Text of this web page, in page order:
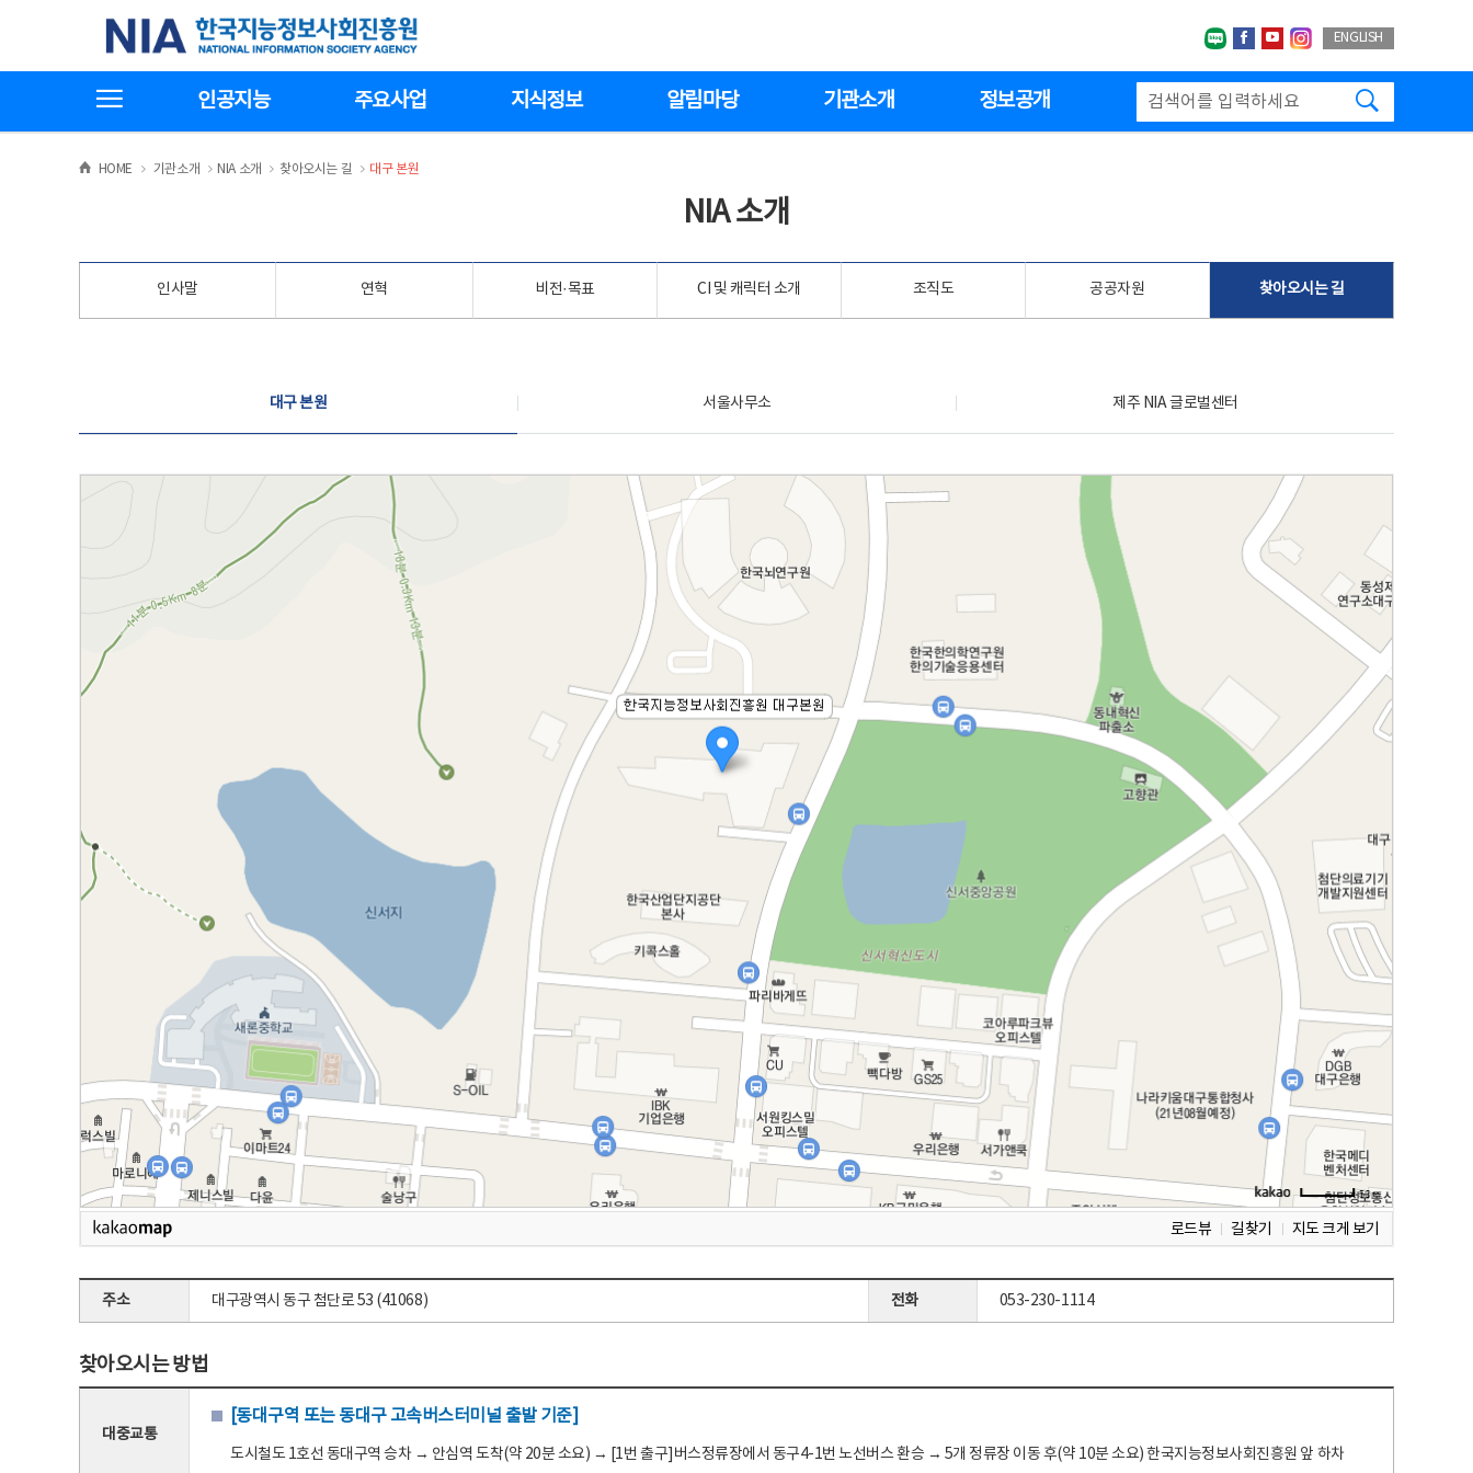
기
한국지능정보사회진흥원
네이버블로그
페이스북
유투브인스타그랩
ENGLISH
인공지능 주요사업 지식정보 알림마당 기관소개 정보공개
HOME >
기관소개 >NIA 소개 >
찾아오시는 길 >
대구 본원
NIA 소개
인사말 연혁 비전·목표 CI 및 캐릭터 소개 조직도 공공자원 찾아오시는 길
대구 본원 서울사무소 제주 NIA 글로벌센터
로드뷰 길찾기 지도 크게 보기
주소 대구광역시 동구 첨단로 53 (41068) 전화 053-230-1114
찾아오시는 방법
대중교통
[동대구역 또는 동대구 고속버스터미널 출발 기준]
도시철도 1호선 동대구역 승차 → 안심역 도착(약 20분 소요) → [1번 출구]버스정류장에서 동구4-1번 노선버스 환승 → 5개 정류장 이동 후(약 10분 소요) 한국지능정보사회진흥원 앞 하차